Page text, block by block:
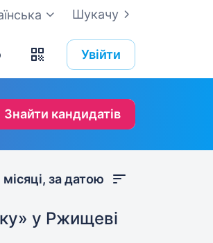
Шукачу
Увійти
Знайти кандидатів
За 3 місяці, за датою
у Ржищеві